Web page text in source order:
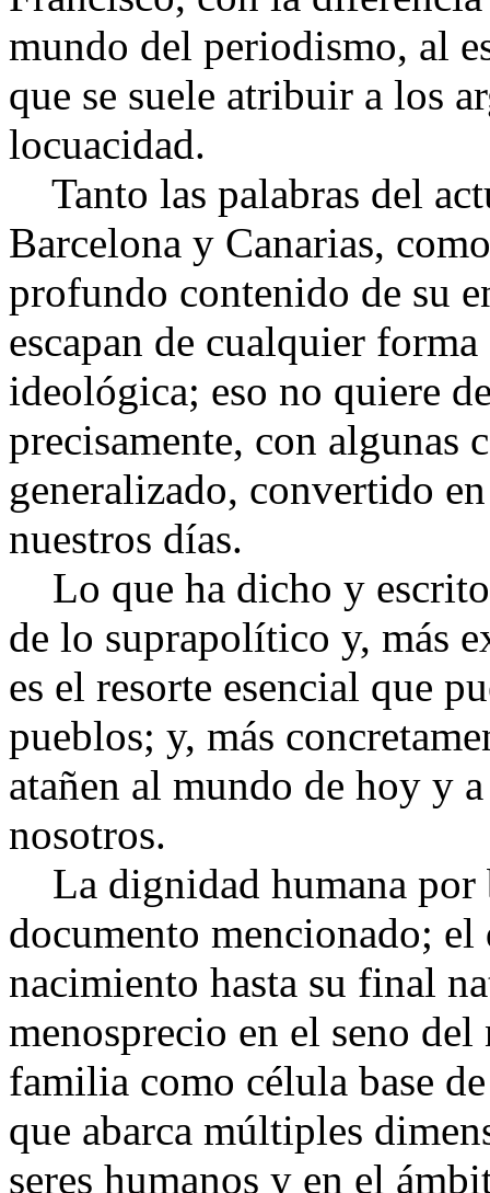
mundo del periodismo, al
que se suele atribuir a los
locuacidad.
Tanto las palabras del
Barcelona y Canarias,
profundo contenido de su
escapan de cualquier
ideológica; eso no quiere
precisamente, con algunas
generalizado, convertido
nuestros días.
Lo que ha dicho y escrito
de lo suprapolítico y, más
es el resorte esencial que
pueblos; y, más
atañen al mundo de hoy y
nosotros.
La dignidad humana por
documento mencionado; el
nacimiento hasta su final
menosprecio en el seno
familia como célula base
que abarca múltiples
seres humanos y en el